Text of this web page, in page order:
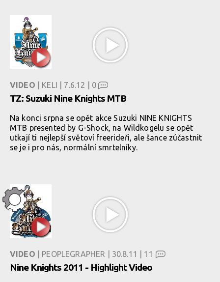
VIDEO | KELI | 7.6.12 | 0
TZ: Suzuki Nine Knights MTB
Na konci srpna se opět akce Suzuki NINE KNIGHTS
MTB presented by G-Shock, na Wildkogelu se opět
utkají ti nejlepší světoví freerideři, ale šance zúčastnit
se je i pro nás, normální smrtelníky.
VIDEO | PEOPLEGRAPHER | 30.8.11 | 11
Nine Knights 2011 - Highlight Video